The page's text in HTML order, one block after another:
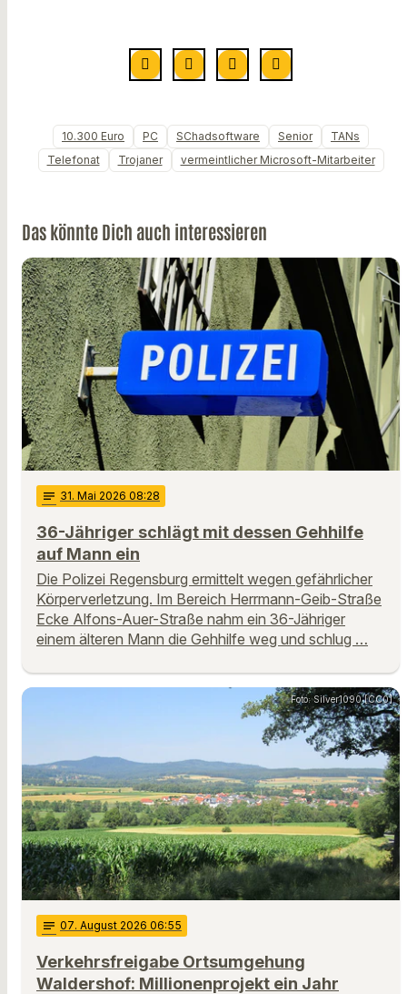
10.300 Euro PC SChadsoftware Senior
TANs
Telefonat
Trojaner vermeintlicher Microsoft-Mitarbeiter
Das könnte Dich auch interessieren
notes 31. Mai 2026 08:28
36-Jähriger schlägt mit dessen Gehhilfe
auf Mann ein
Die Polizei Regensburg ermittelt wegen gefährlicher
Körperverletzung. Im Bereich Herrmann-Geib-Straße
Ecke Alfons-Auer-Straße nahm ein 36-Jähriger
einem älteren Mann die Gehhilfe weg und schlug …
Foto: Silver1090 [CC0]
notes 07. August 2026 06:55
Verkehrsfreigabe Ortsumgehung
Waldershof: Millionenprojekt ein Jahr